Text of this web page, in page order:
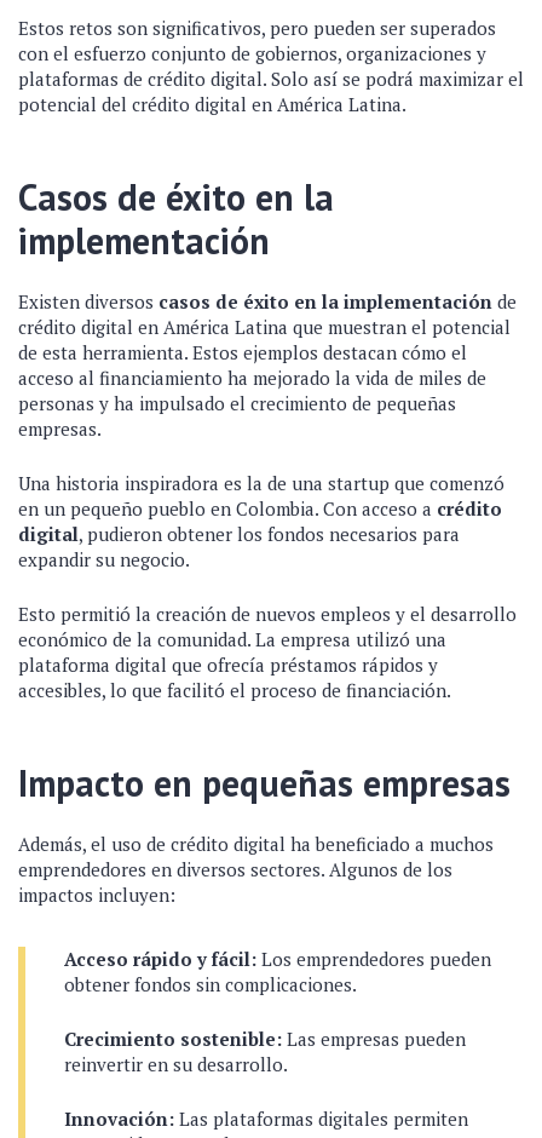
Estos retos son significativos, pero pueden ser superados
con el esfuerzo conjunto de gobiernos, organizaciones y
plataformas de crédito digital. Solo así se podrá maximizar el
potencial del crédito digital en América Latina.
Casos de éxito en la
implementación
Existen diversos casos de éxito en la implementación de
crédito digital en América Latina que muestran el potencial
de esta herramienta. Estos ejemplos destacan cómo el
acceso al financiamiento ha mejorado la vida de miles de
personas y ha impulsado el crecimiento de pequeñas
empresas.
Una historia inspiradora es la de una startup que comenzó
en un pequeño pueblo en Colombia. Con acceso a crédito
digital, pudieron obtener los fondos necesarios para
expandir su negocio.
Esto permitió la creación de nuevos empleos y el desarrollo
económico de la comunidad. La empresa utilizó una
plataforma digital que ofrecía préstamos rápidos y
accesibles, lo que facilitó el proceso de financiación.
Impacto en pequeñas empresas
Además, el uso de crédito digital ha beneficiado a muchos
emprendedores en diversos sectores. Algunos de los
impactos incluyen:
Acceso rápido y fácil: Los emprendedores pueden
obtener fondos sin complicaciones.
Crecimiento sostenible: Las empresas pueden
reinvertir en su desarrollo.
Innovación: Las plataformas digitales permiten